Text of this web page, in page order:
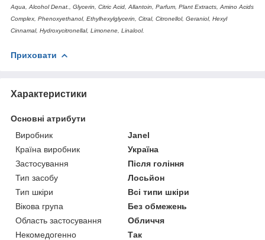
Aqua, Alcohol Denat., Glycerin, Citric Acid, Allantoin, Parfum, Plant Extracts, Amino Acids
Complex, Phenoxyethanol, Ethylhexylglycerin, Citral, Citronellol, Geraniol, Hexyl
Cinnamal, Hydroxycitronellal, Limonene, Linalool.
Приховати
Характеристики
Основні атрибути
Виробник
Janel
Країна виробник
Україна
Застосування
Після гоління
Тип засобу
Лосьйон
Тип шкіри
Всі типи шкіри
Вікова група
Без обмежень
Область застосування
Обличчя
Некомедогенно
Так